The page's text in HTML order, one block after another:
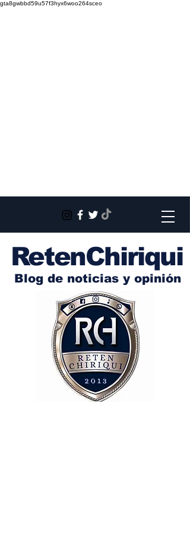
gta8gwbbd59u57f3hyx6woo264sceo
RetenChiriqui
Blog de noticias y opinión